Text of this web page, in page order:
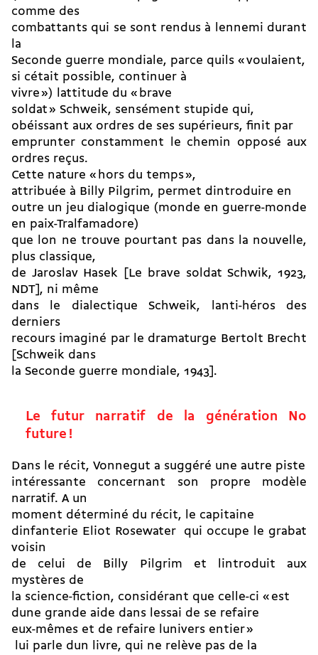
comme des
combattants qui se sont rendus à lennemi durant
la
Seconde guerre mondiale, parce quils « voulaient,
si cétait possible, continuer à
vivre ») lattitude du « brave
soldat » Schweik, sensément stupide qui,
obéissant aux ordres de ses supérieurs, finit par
emprunter constamment le chemin opposé aux
ordres reçus.
Cette nature « hors du temps »,
attribuée à Billy Pilgrim, permet dintroduire en
outre un jeu dialogique (monde en guerre-monde
en paix-Tralfamadore)
que lon ne trouve pourtant pas dans la nouvelle,
plus classique,
de Jaroslav Hasek [Le brave soldat Schwik, 1923,
NDT], ni même
dans le dialectique Schweik, lanti-héros des
derniers
recours imaginé par le dramaturge Bertolt Brecht
[Schweik dans
la Seconde guerre mondiale, 1943].
Le futur narratif de la génération No
future !
Dans le récit, Vonnegut a suggéré une autre piste
intéressante concernant son propre modèle
narratif. A un
moment déterminé du récit, le capitaine
dinfanterie Eliot Rosewater  qui occupe le grabat
voisin
de celui de Billy Pilgrim et lintroduit aux
mystères de
la science-fiction, considérant que celle-ci « est
dune grande aide dans lessai de se refaire
eux-mêmes et de refaire lunivers entier »
 lui parle dun livre, qui ne relève pas de la